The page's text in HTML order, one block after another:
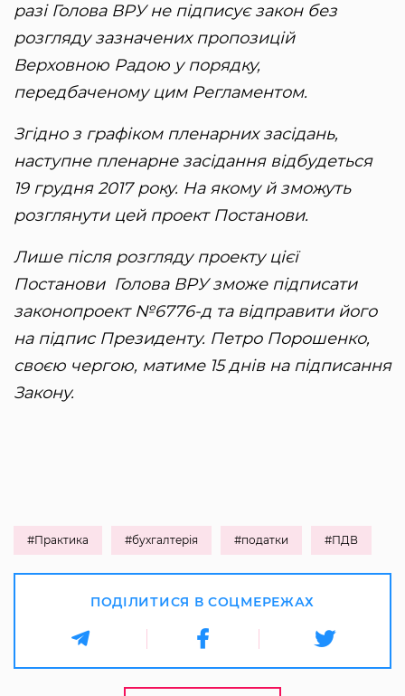
разі Голова ВРУ не підписує закон без
розгляду зазначених пропозицій
Верховною Радою у порядку,
передбаченому цим Регламентом.
Згідно з графіком пленарних засідань,
наступне пленарне засідання відбудеться
19 грудня 2017 року. На якому й зможуть
розглянути цей проект Постанови.
Лише після розгляду проекту цієї
Постанови Голова ВРУ зможе підписати
законопроект №6776-д та відправити його
на підпис Президенту. Петро Порошенко,
своєю чергою, матиме 15 днів на підписання
Закону.
#Практика #бухгалтерія #податки #ПДВ
ПОДІЛИТИСЯ В СОЦМЕРЕЖАХ